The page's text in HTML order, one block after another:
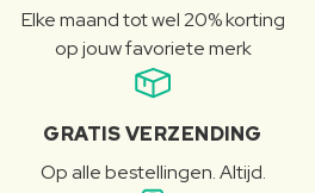
Elke maand tot wel 20% korting
op jouw favoriete merk
GRATIS VERZENDING
Op alle bestellingen. Altijd.